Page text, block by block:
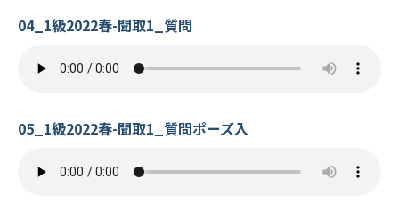
04_1級2022春-聞取1_質問
05_1級2022春-聞取1_質問ポーズ入